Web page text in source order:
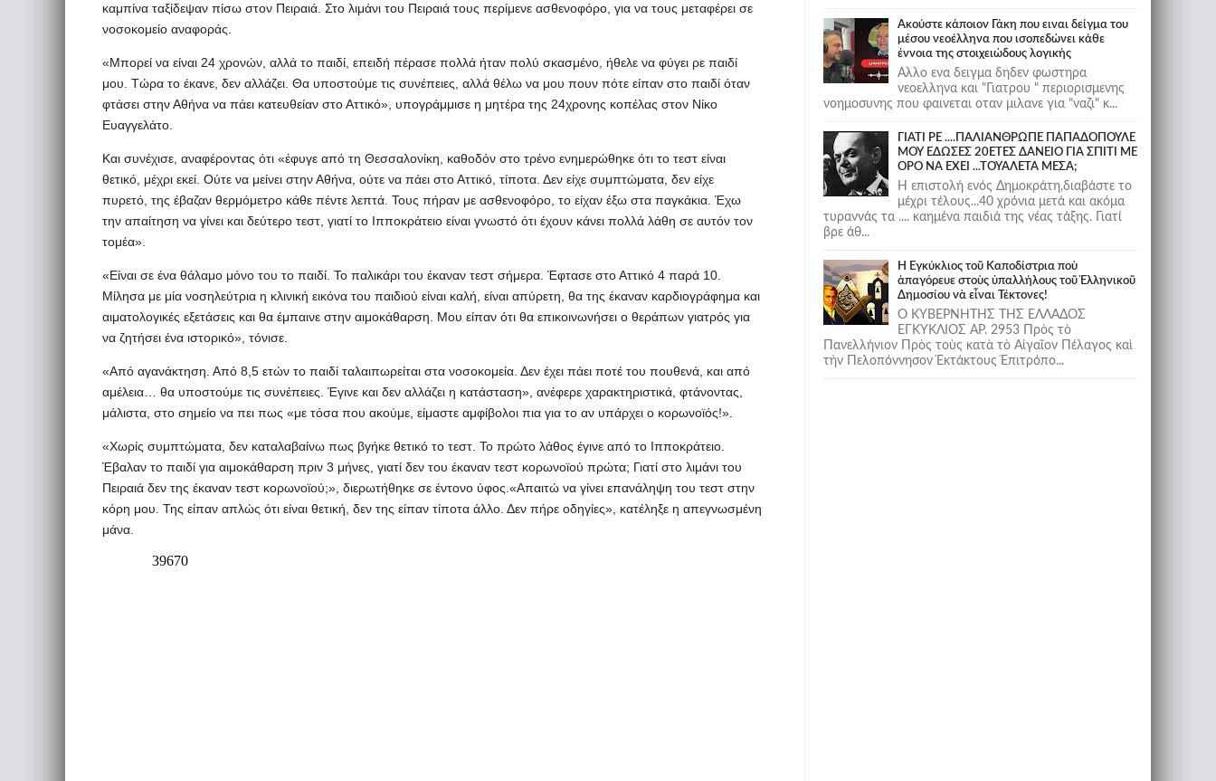
καμπίνα ταξίδεψαν πίσω στον Πειραιά. Στο λιμάνι του Πειραιά τους περίμενε ασθενοφόρο, για να τους μεταφέρει σε
νοσοκομείο αναφοράς.
«Μπορεί να είναι 24 χρονών, αλλά το παιδί, επειδή πέρασε πολλά ήταν πολύ σκασμένο, ήθελε να φύγει ρε παιδί
μου. Τώρα το έκανε, δεν αλλάζει. Θα υποστούμε τις συνέπειες, αλλά θέλω να μου πουν πότε είπαν στο παιδί όταν
φτάσει στην Αθήνα να πάει κατευθείαν στο Αττικό», υπογράμμισε η μητέρα της 24χρονης κοπέλας στον Νίκο
Ευαγγελάτο.
Και συνέχισε, αναφέροντας ότι «έφυγε από τη Θεσσαλονίκη, καθοδόν στο τρένο ενημερώθηκε ότι το τεστ είναι
θετικό, μέχρι εκεί. Ούτε να μείνει στην Αθήνα, ούτε να πάει στο Αττικό, τίποτα. Δεν είχε συμπτώματα, δεν είχε
πυρετό, της έβαζαν θερμόμετρο κάθε πέντε λεπτά. Τους πήραν με ασθενοφόρο, το είχαν έξω στα παγκάκια. Έχω
την απαίτηση να γίνει και δεύτερο τεστ, γιατί το Ιπποκράτειο είναι γνωστό ότι έχουν κάνει πολλά λάθη σε αυτόν τον
τομέα».
«Είναι σε ένα θάλαμο μόνο του το παιδί. Το παλικάρι του έκαναν τεστ σήμερα. Έφτασε στο Αττικό 4 παρά 10.
Μίλησα με μία νοσηλεύτρια η κλινική εικόνα του παιδιού είναι καλή, είναι απύρετη, θα της έκαναν καρδιογράφημα και
αιματολογικές εξετάσεις και θα έμπαινε στην αιμοκάθαρση. Μου είπαν ότι θα επικοινωνήσει ο θεράπων γιατρός για
να ζητήσει ένα ιστορικό», τόνισε.
«Από αγανάκτηση. Από 8,5 ετών το παιδί ταλαιπωρείται στα νοσοκομεία. Δεν έχει πάει ποτέ του πουθενά, και από
αμέλεια… θα υποστούμε τις συνέπειες. Έγινε και δεν αλλάζει η κατάσταση», ανέφερε χαρακτηριστικά, φτάνοντας,
μάλιστα, στο σημείο να πει πως «με τόσα που ακούμε, είμαστε αμφίβολοι πια για το αν υπάρχει ο κορωνοϊός!».
«Χωρίς συμπτώματα, δεν καταλαβαίνω πως βγήκε θετικό το τεστ. Το πρώτο λάθος έγινε από το Ιπποκράτειο.
Έβαλαν το παιδί για αιμοκάθαρση πριν 3 μήνες, γιατί δεν του έκαναν τεστ κορωνοϊού πρώτα; Γιατί στο λιμάνι του
Πειραιά δεν της έκαναν τεστ κορωνοϊού;», διερωτήθηκε σε έντονο ύφος.«Απαιτώ να γίνει επανάληψη του τεστ στην
κόρη μου. Της είπαν απλώς ότι είναι θετική, δεν της είπαν τίποτα άλλο. Δεν πήρε οδηγίες», κατέληξε η απεγνωσμένη
μάνα.
Ακούστε κάποιον Γάκη που ειναι δείγμα του
μέσου νεοέλληνα που ισοπεδώνει κάθε
έννοια της στοιχειώδους λογικής
Αλλο ενα δειγμα δηδεν φωστηρα
νεοελληνα και "Γιατρου " περιορισμενης
νοημοσυνης που φαινεται οταν μιλανε για "ναζι" κ...
ΓΙΑΤΙ ΡΕ ....ΠΑΛΙΑΝΘΡΩΠΕ ΠΑΠΑΔΟΠΟΥΛΕ
ΜΟΥ ΕΔΩΣΕΣ 20ΕΤΕΣ ΔΑΝΕΙΟ ΓΙΑ ΣΠΙΤΙ ΜΕ
ΟΡΟ ΝΑ ΕΧΕΙ ...ΤΟΥΑΛΕΤΑ ΜΕΣΑ;
Η επιστολή ενός Δημοκράτη,διαβάστε το
μέχρι τέλους...40 χρόνια μετά και ακόμα
τυραννάς τα .... καημένα παιδιά της νέας τάξης. Γιατί
βρε άθ...
Ἡ Ἐγκύκλιος τοῦ Καποδίστρια ποὺ
ἀπαγόρευε στοὺς ὑπαλλήλους τοῦ Ἑλληνικοῦ
Δημοσίου νὰ εἶναι Τέκτονες!
Ο ΚΥΒΕΡΝΗΤΗΣ ΤΗΣ ΕΛΛΑΔΟΣ
ΕΓΚΥΚΛΙΟΣ ΑΡ. 2953 Πρὸς τὸ
Πανελλήνιον Πρὸς τοὺς κατὰ τὸ Αἰγαῖον Πέλαγος καὶ
τὴν Πελοπόννησον Ἐκτάκτους Ἐπιτρόπο...